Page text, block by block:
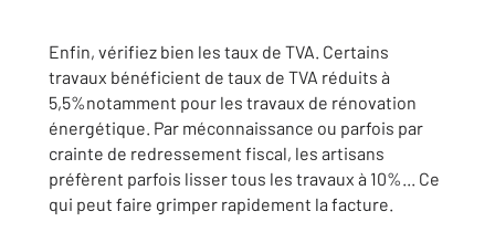
Enfin, vérifiez bien les taux de TVA. Certains
travaux bénéficient de taux de TVA réduits à
5,5%notamment pour les travaux de rénovation
énergétique. Par méconnaissance ou parfois par
crainte de redressement fiscal, les artisans
préfèrent parfois lisser tous les travaux à 10%... Ce
qui peut faire grimper rapidement la facture.